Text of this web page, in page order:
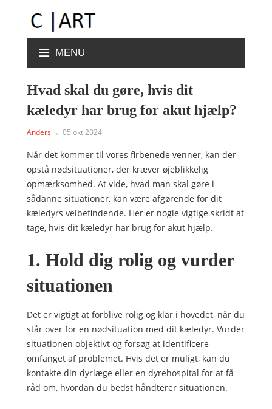
MENU
Hvad skal du gøre, hvis dit
kæledyr har brug for akut hjælp?
Anders 05 okt 2024
Når det kommer til vores firbenede venner, kan der
opstå nødsituationer, der kræver øjeblikkelig
opmærksomhed. At vide, hvad man skal gøre i
sådanne situationer, kan være afgørende for dit
kæledyrs velbefindende. Her er nogle vigtige skridt at
tage, hvis dit kæledyr har brug for akut hjælp.
1. Hold dig rolig og vurder
situationen
Det er vigtigt at forblive rolig og klar i hovedet, når du
står over for en nødsituation med dit kæledyr. Vurder
situationen objektivt og forsøg at identificere
omfanget af problemet. Hvis det er muligt, kan du
kontakte din dyrlæge eller en dyrehospital for at få
råd om, hvordan du bedst håndterer situationen.